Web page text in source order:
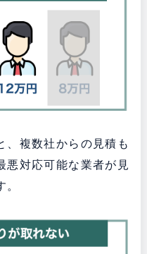
、複数社からの見積も
悪対応可能な業者が見